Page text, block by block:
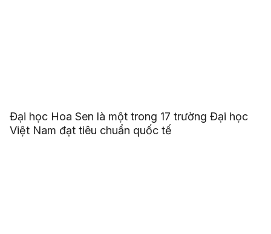
Đại học Hoa Sen là một trong 17 trường Đại học
Việt Nam đạt tiêu chuẩn quốc tế